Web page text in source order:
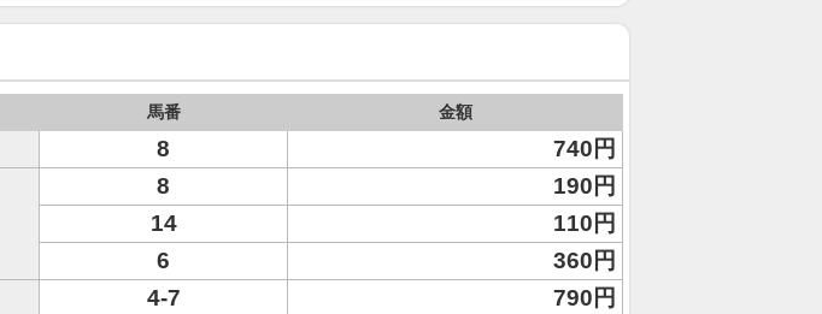
馬番 金額
8 740円
8
190円
14
110円
6
360円
4-7
790円